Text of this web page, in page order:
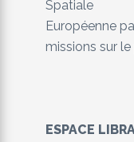
Spatiale
Européenne
missions sur le
ESPACE